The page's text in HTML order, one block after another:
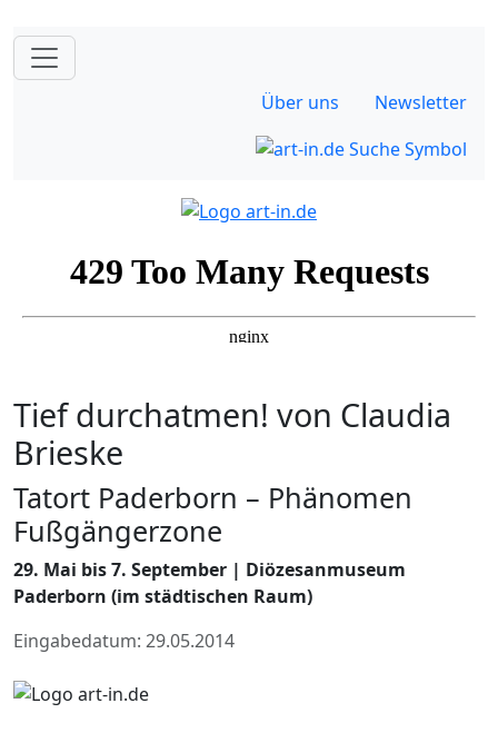
Über uns Newsletter
Tief durchatmen! von Claudia
Brieske
Tatort Paderborn – Phänomen
Fußgängerzone
29. Mai bis 7. September | Diözesanmuseum
Paderborn (im städtischen Raum)
Eingabedatum: 29.05.2014